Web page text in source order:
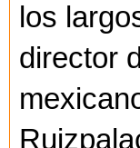
los
director